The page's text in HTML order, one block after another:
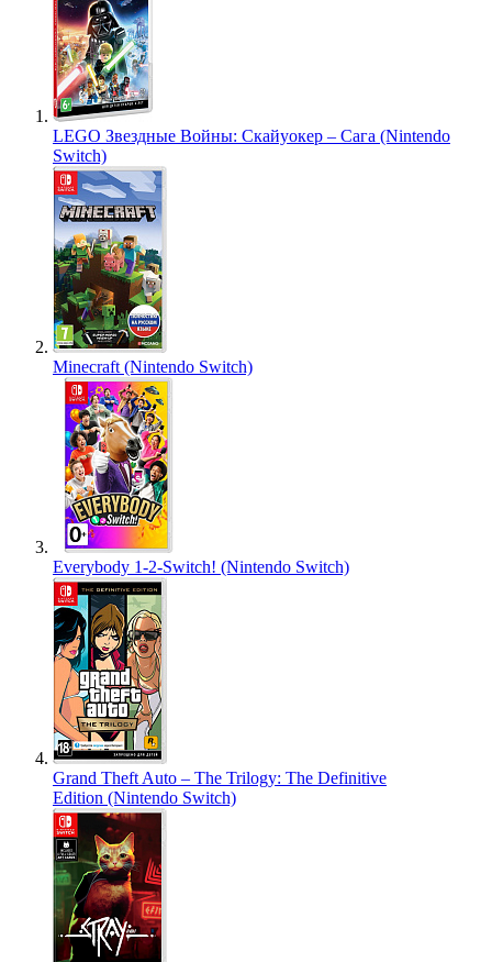
LEGO Звездные Войны: Скайуокер – Сага (Nintendo
Switch)
Minecraft (Nintendo Switch)
Everybody 1-2-Switch! (Nintendo Switch)
Grand Theft Auto – The Trilogy: The Definitive
Edition (Nintendo Switch)